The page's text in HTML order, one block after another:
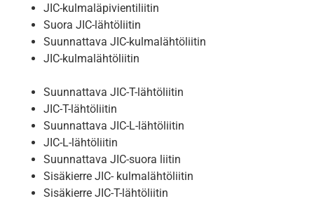
JIC-kulmaläpivientiliitin
Suora JIC-lähtöliitin
Suunnattava JIC-kulmalähtöliitin
JIC-kulmalähtöliitin
Suunnattava JIC-T-lähtöliitin
JIC-T-lähtöliitin
Suunnattava JIC-L-lähtöliitin
JIC-L-lähtöliitin
Suunnattava JIC-suora liitin
Sisäkierre JIC- kulmalähtöliitin
Sisäkierre JIC-T-lähtöliitin